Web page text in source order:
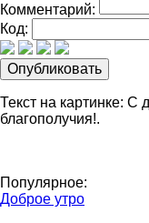
Комментарий:
Код:
Текст на картинке:
благополучия!.
Популярное:
Доброе утро